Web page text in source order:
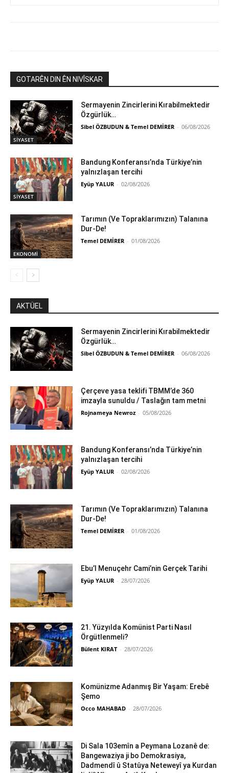
GOTARÊN DIN ÊN NIVÎSKAR
SİYASET
Sermayenin Zincirlerini Kırabilmektedir
Özgürlük…
Sibel ÖZBUDUN & Temel DEMİRER - 06/08/2026
SİYASET
Bandung Konferansı’nda Türkiye’nin
yalnızlaşan tercihi
Eyüp YALUR - 02/08/2026
EKONOMİ
Tarımın (Ve Topraklarımızın) Talanına
Dur-De!
Temel DEMİRER - 01/08/2026
AKTÜEL
Sermayenin Zincirlerini Kırabilmektedir
Özgürlük…
Sibel ÖZBUDUN & Temel DEMİRER - 06/08/2026
Çerçeve yasa teklifi TBMM’de 360
imzayla sunuldu / Taslağın tam metni
Rojnameya Newroz - 05/08/2026
Bandung Konferansı’nda Türkiye’nin
yalnızlaşan tercihi
Eyüp YALUR - 02/08/2026
Tarımın (Ve Topraklarımızın) Talanına
Dur-De!
Temel DEMİRER - 01/08/2026
Ebu’l Menuçehr Cami’nin Gerçek Tarihi
Eyüp YALUR - 28/07/2026
21. Yüzyılda Komünist Parti Nasıl
Örgütlenmeli?
Bülent KIRAT - 28/07/2026
Komünizme Adanmış Bir Yaşam: Erebê
Şemo
Occo MAHABAD - 28/07/2026
Di Sala 103emîn a Peymana Lozanê de:
Bangewaziya ji bo Demokrasiya,
Dadmendî û Statûya Neteweyî ya Kurdan